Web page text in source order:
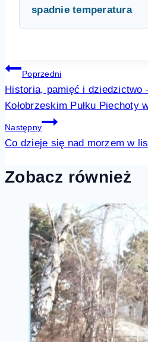
spadnie temperatura
Nawigacja
wpisu
Poprzedni
Historia, pamięć i dziedzictwo
Kołobrzeskim Pułku Piechoty
Następny
Co dzieje się nad morzem w
Zobacz również